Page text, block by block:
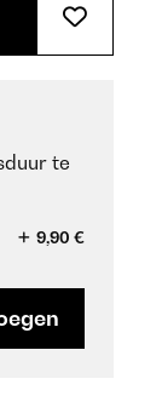
te
9,90 €